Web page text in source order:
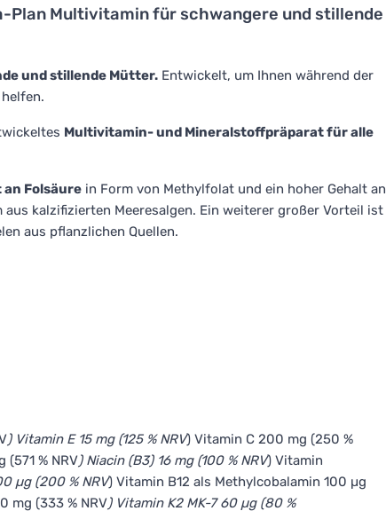
Plan Multivitamin für schwangere und stillende
und stillende Mütter. Entwickelt, um Ihnen während der
Multivitamin- und Mineralstoffpräparat für alle
an Folsäure in Form von Methylfolat und ein hoher Gehalt an
kalzifizierten Meeresalgen. Ein weiterer großer Vorteil ist
aus pflanzlichen Quellen.
) Vitamin E 15 mg (125 % NRV) Vitamin C 200 mg (250 %
% NRV) Niacin (B3) 16 mg (100 % NRV) Vitamin
µg (200 % NRV) Vitamin B12 als Methylcobalamin 100 µg
mg (333 % NRV) Vitamin K2 MK-7 60 µg (80 %